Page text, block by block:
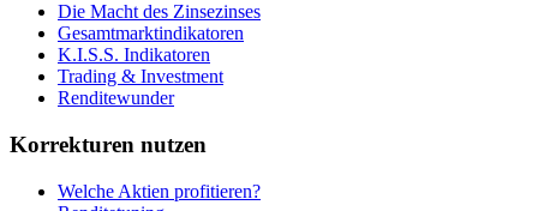
Die Macht des Zinsezinses
Gesamtmarktindikatoren
K.I.S.S. Indikatoren
Trading & Investment
Renditewunder
Korrekturen nutzen
Welche Aktien profitieren?